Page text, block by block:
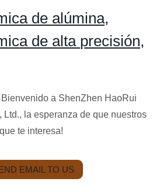
de alúmina,
de alta precisión,
a ShenZhen HaoRui
Ltd., la esperanza de que nuestros
te interesa!
EMAIL TO US